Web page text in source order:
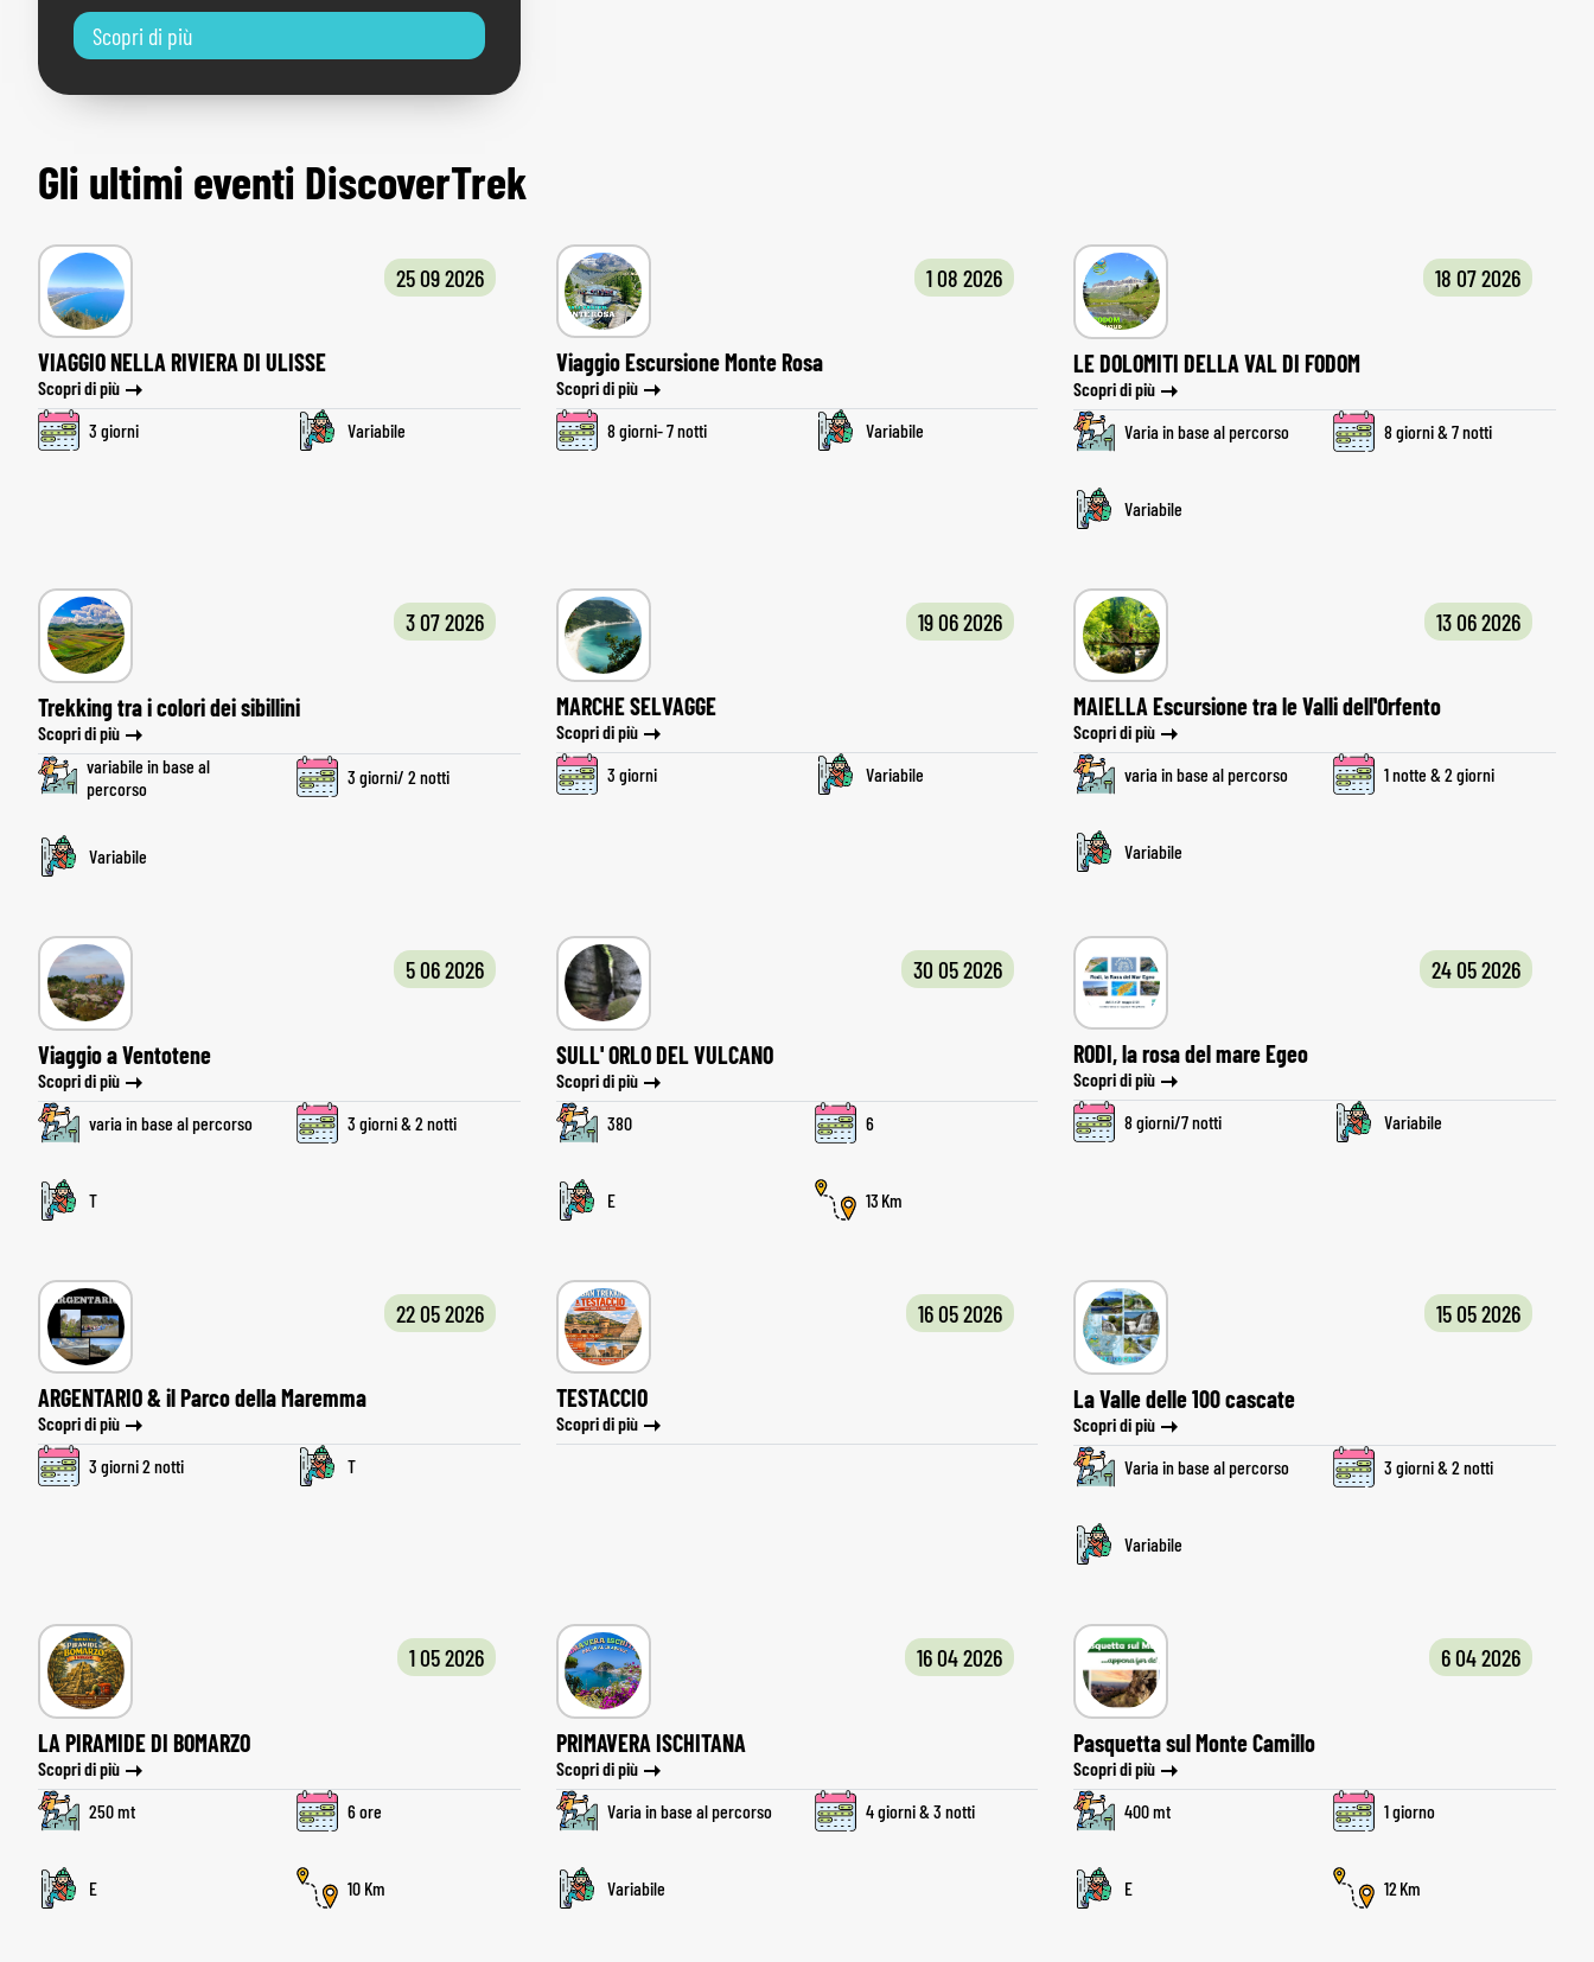
Scopri di più
Gli ultimi eventi DiscoverTrek
VIAGGIO NELLA RIVIERA DI ULISSE
Scopri di più
3 giorni
Variabile
25 09 2026
Viaggio Escursione Monte Rosa
Scopri di più
8 giorni- 7 notti
Variabile
1 08 2026
LE DOLOMITI DELLA VAL DI FODOM
Scopri di più
Varia in base al percorso
8 giorni & 7 notti
Variabile
18 07 2026
Trekking tra i colori dei sibillini
Scopri di più
variabile in base al
percorso
3 giorni/ 2 notti
Variabile
3 07 2026
MARCHE SELVAGGE
Scopri di più
3 giorni
Variabile
19 06 2026
MAIELLA Escursione tra le Valli dell'Orfento
Scopri di più
varia in base al percorso
1 notte & 2 giorni
Variabile
13 06 2026
Viaggio a Ventotene
Scopri di più
varia in base al percorso
3 giorni & 2 notti
T
5 06 2026
SULL' ORLO DEL VULCANO
Scopri di più
380
6
E 13
30 05 2026
RODI, la rosa del mare Egeo
Scopri di più
8 giorni/7 notti
Variabile
24 05 2026
ARGENTARIO & il Parco della Maremma
Scopri di più
3 giorni 2 notti
T
22 05 2026
TESTACCIO
Scopri di più
16 05 2026
La Valle delle 100 cascate
Scopri di più
Varia in base al percorso
3 giorni & 2 notti
Variabile
15 05 2026
LA PIRAMIDE DI BOMARZO
Scopri di più
250 mt
6 ore
E 10
1 05 2026
PRIMAVERA ISCHITANA
Scopri di più
Varia in base al percorso
4 giorni & 3 notti
Variabile
16 04 2026
Pasquetta sul Monte Camillo
Scopri di più
400 mt
1 giorno
E 12
6 04 2026